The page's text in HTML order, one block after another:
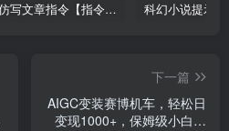
仿写文章指令【指令+教程】
下一篇
AIGC变装赛博机车，轻松日
变现1000+，保姆级小白手